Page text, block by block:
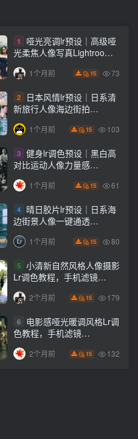
1
哑光亮调lr预设｜高级哑
光柔焦人像写真Lightroom
下载lr调色风格
1个月前 15 73
2
日本风情lr预设｜日系清
新旅行人像海边街拍
Lightroom下载lr调色风格
1个月前 15 103
3 健身lr调色预设｜黑白高
对比运动人像力量感
Lightroom下载lr预设风格
1个月前 15 61
4
晴日胶片lr预设｜日系海
边街景人像一键通透
Lightroom下载lr调色风格
1个月前 15 80
5 小清新自然风格人像摄影
Lr调色教程，手机滤镜
PS+Lightroom预设下载！
2个月前 15 179
6
电影感哑光暖调风格Lr调
色教程，手机滤镜
PS+Lightroom预设下载！
2个月前 15 132